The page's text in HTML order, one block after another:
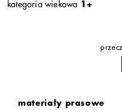
kategoria wiekowa 1+
materiały prasowe